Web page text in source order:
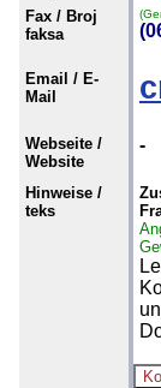
Fax / Broj
faksa
Email / E-
Mail
Webseite /
Website
-
Hinweise /
teks